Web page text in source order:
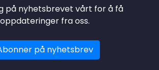
på nyhetsbrevet vårt for å få
oppdateringer fra oss.
på nyhetsbrev